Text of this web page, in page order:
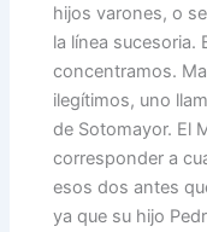
hijos varones, o
la línea sucesoria.
concentramos.
ilegítimos, uno
de Sotomayor. El
corresponder a
esos dos antes
ya que su hijo